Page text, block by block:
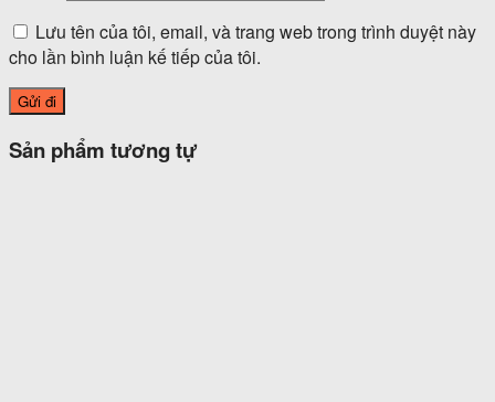
Lưu tên của tôi, email, và trang web trong trình duyệt này
cho lần bình luận kế tiếp của tôi.
Sản phẩm tương tự